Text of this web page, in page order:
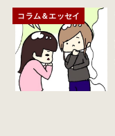
コラム＆エッセイ